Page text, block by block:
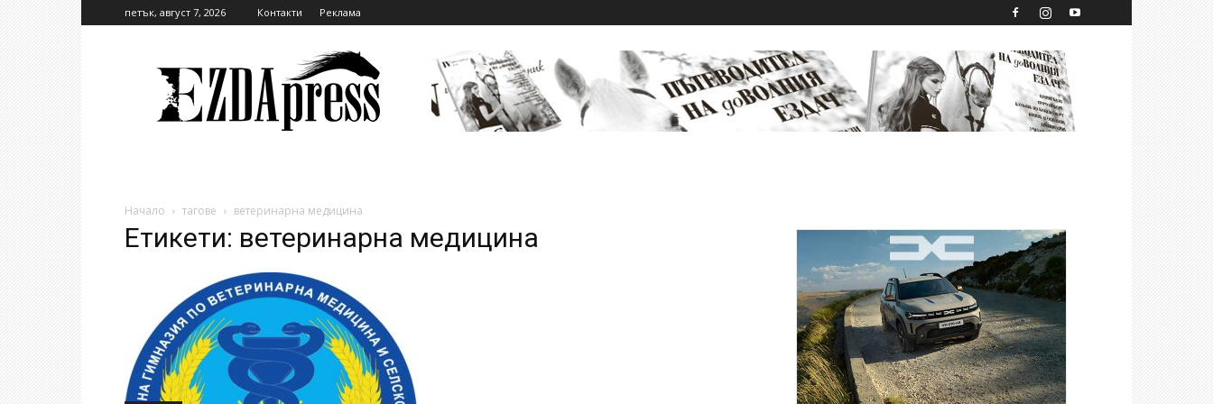
петък, август 7, 2026 Контакти Реклама
Начало тагове ветеринарна медицина
Етикети: ветеринарна медицина